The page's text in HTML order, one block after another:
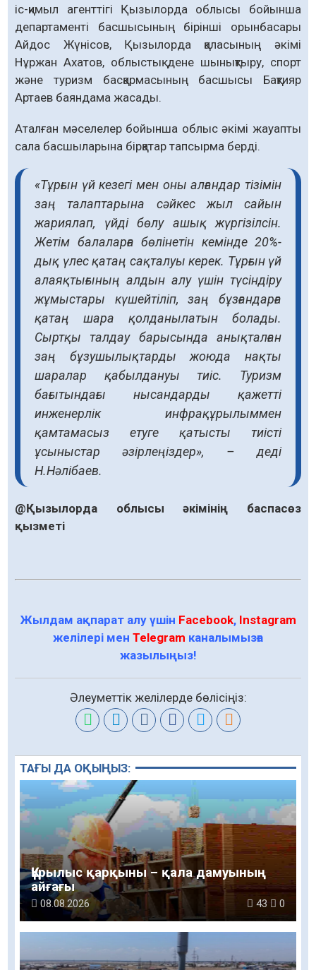
іс-қимыл агенттігі Қызылорда облысы бойынша
департаменті басшысының бірінші орынбасары
Айдос Жүнісов, Қызылорда қаласының әкімі
Нұржан Ахатов, облыстық дене шынықтыру, спорт
және туризм басқармасының басшысы Бақтияр
Артаев баяндама жасады.
Аталған мәселелер бойынша облыс әкімі жауапты
сала басшыларына бірқатар тапсырма берді.
«Тұрғын үй кезегі мен оны алғандар тізімін
заң талаптарына сәйкес жыл сайын
жариялап, үйді бөлу ашық жүргізілсін.
Жетім балаларға бөлінетін кемінде 20%-
дық үлес қатаң сақталуы керек. Тұрғын үй
алаяқтығының алдын алу үшін түсіндіру
жұмыстары күшейтіліп, заң бұзғандарға
қатаң шара қолданылатын болады.
Сыртқы талдау барысында анықталған
заң бұзушылықтарды жоюда нақты
шаралар қабылдануы тиіс. Туризм
бағытындағы нысандарды қажетті
инженерлік инфрақұрылыммен
қамтамасыз етуге қатысты тиісті
ұсыныстар әзірлеңіздер», – деді
Н.Нәлібаев.
@Қызылорда облысы әкімінің баспасөз
қызметі
Жылдам ақпарат алу үшін Facebook, Instagram
желілері мен Telegram каналымызға
жазылыңыз!
Әлеуметтік желілерде бөлісіңіз:
ТАҒЫ ДА ОҚЫҢЫЗ:
Құрылыс қарқыны – қала дамуының
айғағы
08.08.2026 43 0